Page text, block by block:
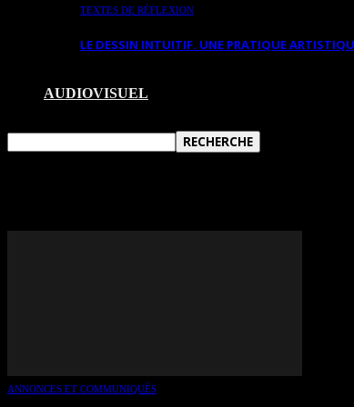
TEXTES DE RÉFLEXION
LE DESSIN INTUITIF. UNE PRATIQUE
AUDIOVISUEL
ANNONCES ET COMMUNIQUÉS